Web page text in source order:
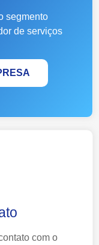
segmento
de serviços
com o